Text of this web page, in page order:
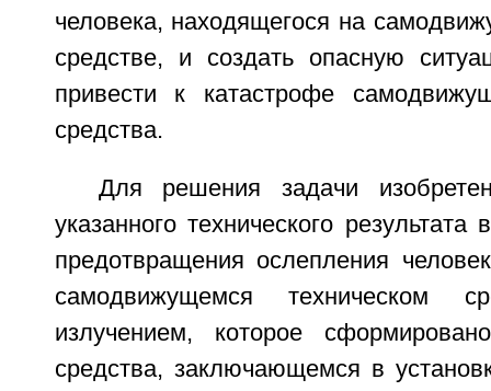
человека, находящегося на
средстве, и создать опасную
привести к катастрофе
средства.
Для решения задачи
указанного технического
предотвращения ослепления
самодвижущемся техническом
излучением, которое
средства, заключающемся в